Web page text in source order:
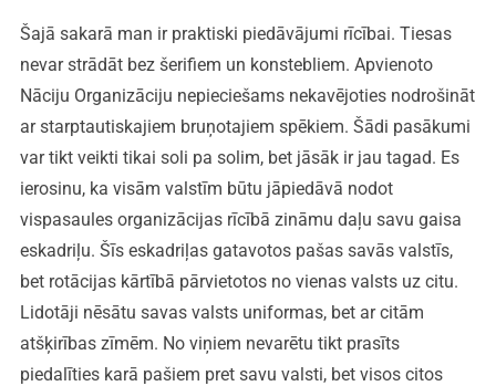
Šajā sakarā man ir praktiski piedāvājumi rīcībai. Tiesas
nevar strādāt bez šerifiem un konstebliem. Apvienoto
Nāciju Organizāciju nepieciešams nekavējoties nodrošināt
ar starptautiskajiem bruņotajiem spēkiem. Šādi pasākumi
var tikt veikti tikai soli pa solim, bet jāsāk ir jau tagad. Es
ierosinu, ka visām valstīm būtu jāpiedāvā nodot
vispasaules organizācijas rīcībā zināmu daļu savu gaisa
eskadriļu. Šīs eskadriļas gatavotos pašas savās valstīs,
bet rotācijas kārtībā pārvietotos no vienas valsts uz citu.
Lidotāji nēsātu savas valsts uniformas, bet ar citām
atšķirības zīmēm. No viņiem nevarētu tikt prasīts
piedalīties karā pašiem pret savu valsti, bet visos citos